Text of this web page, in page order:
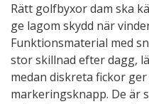
Rätt golfbyxor dam ska
ge lagom skydd när
Funktionsmaterial med
stor skillnad efter dagg,
medan diskreta fickor
markeringsknapp. De är